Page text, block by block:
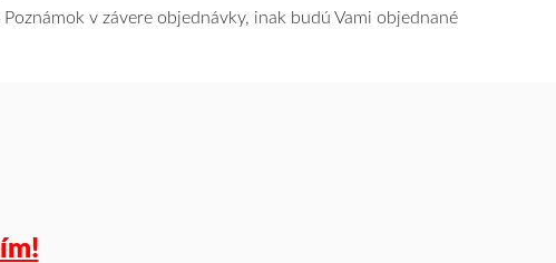
v závere objednávky, inak budú Vami objednané